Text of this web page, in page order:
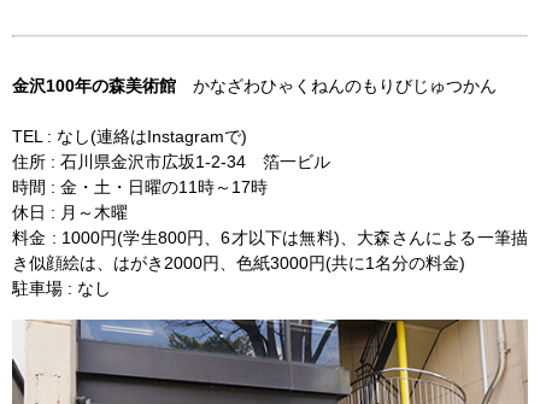
金沢100年の森美術館 かなざわひゃくねんのもりびじゅつかん
TEL : なし(連絡はInstagramで)
住所 : 石川県金沢市広坂1-2-34 箔一ビル
時間 : 金・土・日曜の11時～17時
休日 : 月～木曜
料金 : 1000円(学生800円、6才以下は無料)、大森さんによる一筆描
き似顔絵は、はがき2000円、色紙3000円(共に1名分の料金)
駐車場 : なし